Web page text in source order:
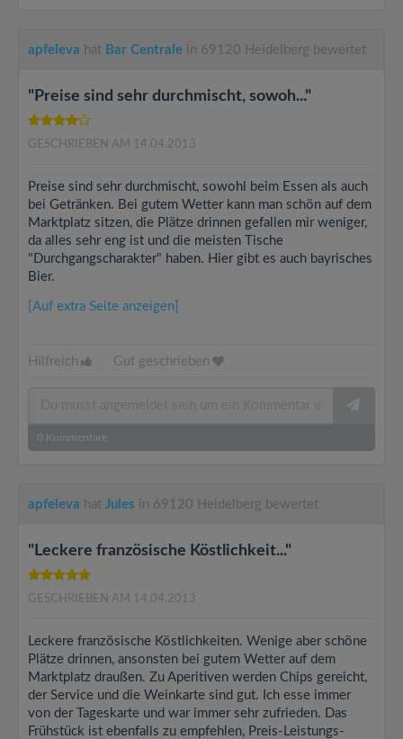
apfeleva hat Bar Centrale in 69120 Heidelberg bewertet
"Preise sind sehr durchmischt, sowoh..."
GESCHRIEBEN AM 14.04.2013
Preise sind sehr durchmischt, sowohl beim Essen als auch
bei Getränken. Bei gutem Wetter kann man schön auf dem
Marktplatz sitzen, die Plätze drinnen gefallen mir weniger,
da alles sehr eng ist und die meisten Tische
"Durchgangscharakter" haben. Hier gibt es auch bayrisches
Bier.
[Auf extra Seite anzeigen]
Hilfreich Gut geschrieben
0 Kommentare
apfeleva hat Jules in 69120 Heidelberg bewertet
"Leckere französische Köstlichkeit..."
GESCHRIEBEN AM 14.04.2013
Leckere französische Köstlichkeiten. Wenige aber schöne
Plätze drinnen, ansonsten bei gutem Wetter auf dem
Marktplatz draußen. Zu Aperitiven werden Chips gereicht,
der Service und die Weinkarte sind gut. Ich esse immer
von der Tageskarte und war immer sehr zufrieden. Das
Frühstück ist ebenfalls zu empfehlen, Preis-Leistungs-